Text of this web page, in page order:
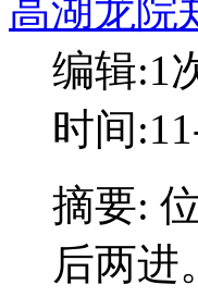
高湖龙院
编辑:1
时间
摘要:
后两进